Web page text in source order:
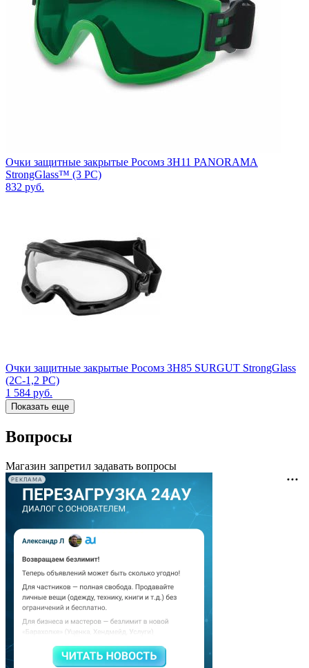
Очки защитные закрытые Росомз ЗН11 PANORAMA
StrongGlass™ (3 РС)
832 руб.
Очки защитные закрытые Росомз ЗН85 SURGUT StrongGlass
(2C-1,2 PC)
1 584 руб.
Показать еще
Вопросы
Магазин запретил задавать вопросы
РЕКЛАМА